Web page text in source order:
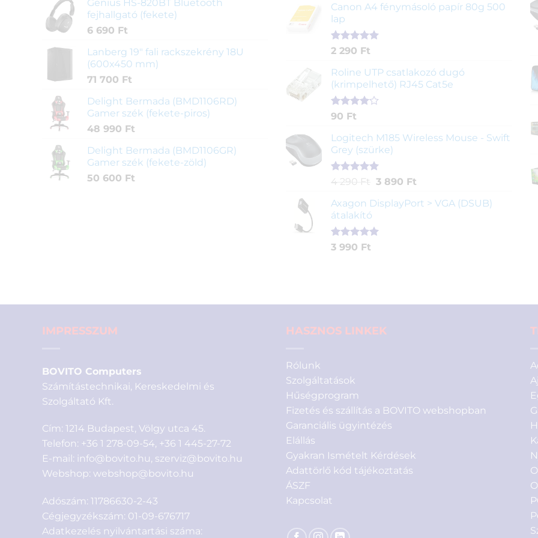
Genius HS-820BT Bluetooth
fejhallgató (fekete)
6 690 Ft
Lanberg 19" fali rackszekrény 18U
(600x450 mm)
71 700 Ft
Delight Bermada (BMD1106RD)
Gamer szék (fekete-piros)
48 990 Ft
Delight Bermada (BMD1106GR)
Gamer szék (fekete-zöld)
50 600 Ft
ből,
értékelés
alapján
Canon A4 fénymásoló papír 80g 500
lap
Értékelés
ből,
2
értékelés
alapján
2 290 Ft
Roline UTP csatlakozó dugó
(krimpelhető) RJ45 Cat5e
Értékelés
5-ből,
2
értékelés
alapján
90 Ft
Logitech M185 Wireless Mouse - Swift
Grey (szürke)
Értékelés
ből,
1
értékelés
alapján
4 290 Ft
Original
was:
290 Ft.
3 890 FtCurrent
is:
Axagon DisplayPort > VGA (DSUB)
átalakító
Értékelés
1
3 990 Ft
IMPRESSZUM
BOVITO Computers
Számítástechnikai, Kereskedelmi és
Szolgáltató Kft.
Cím: 1214 Budapest, Völgy utca 45.
Telefon: +36 1 278-09-54, +36 1 445-27-72
E-mail: info@bovito.hu, szerviz@bovito.hu
Webshop: webshop@bovito.hu
Adószám: 11786630-2-43
Cégjegyzékszám: 01-09-676717
Adatkezelés nyilvántartási száma:
HASZNOS LINKEK
Rólunk
Szolgáltatások
Hűségprogram
Fizetés és szállítás a BOVITO webshopban
Garanciális ügyintézés
Elállás
Gyakran Ismételt Kérdések
Adattörlő kód tájékoztatás
ÁSZF
Kapcsolat